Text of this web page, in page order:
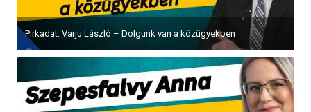
Pirkadat: Varju László – Dolgunk van a közügyekben